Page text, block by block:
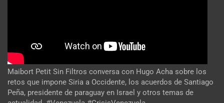
Maibort Petit Sin Filtros conversa con Hugo Acha sobre los
retos que impone Siria a Occidente, los acuerdos de Santiago
Peña, presidente de paraguay en Israel y otros temas de